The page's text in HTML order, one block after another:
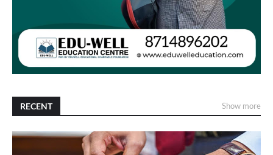
RECENT Show more